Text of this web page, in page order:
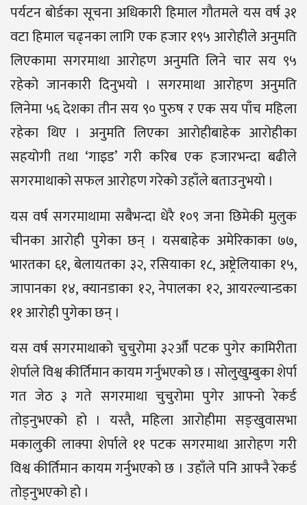
पर्यटन बोर्डका सूचना अधिकारी हिमाल गौतमले यस वर्ष ३१
वटा हिमाल चढ्नका लागि एक हजार १९५ आरोहीले अनुमति
लिएकामा सगरमाथा आरोहण अनुमति लिने चार सय ९५
रहेको जानकारी दिनुभयो । सगरमाथा आरोहण अनुमति
लिनेमा ५६ देशका तीन सय ९० पुरुष र एक सय पाँच महिला
रहेका थिए । अनुमति लिएका आरोहीबाहेक आरोहीका
सहयोगी तथा ‘गाइड’ गरी करिब एक हजारभन्दा बढीले
सगरमाथाको सफल आरोहण गरेको उहाँले बताउनुभयो ।
यस वर्ष सगरमाथामा सबैभन्दा धेरै १०९ जना छिमेकी मुलुक
चीनका आरोही पुगेका छन् । यसबाहेक अमेरिकाका ७७,
भारतका ६१, बेलायतका ३२, रसियाका १८, अष्ट्रेलियाका १५,
जापानका १४, क्यानडाका १२, नेपालका १२, आयरल्यान्डका
११ आरोही पुगेका छन् ।
यस वर्ष सगरमाथाको चुचुरोमा ३२औँ पटक पुगेर कामिरीता
शेर्पाले विश्व कीर्तिमान कायम गर्नुभएको छ । सोलुखुम्बुका शेर्पा
गत जेठ ३ गते सगरमाथा चुचुरोमा पुगेर आफ्नो रेकर्ड
तोड्नुभएको हो । यस्तै, महिला आरोहीमा सङ्खुवासभा
मकालुकी लाक्पा शेर्पाले ११ पटक सगरमाथा आरोहण गरी
विश्व कीर्तिमान कायम गर्नुभएको छ । उहाँले पनि आफ्नै रेकर्ड
तोड्नुभएको हो ।